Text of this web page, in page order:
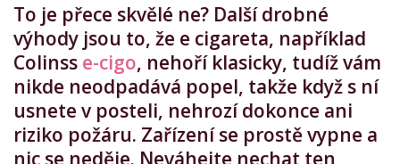
To je přece skvělé ne? Další drobné
výhody jsou to, že e cigareta, například
Colinss e-cigo, nehoří klasicky, tudíž vám
nikde neodpadává popel, takže když s ní
usnete v posteli, nehrozí dokonce ani
riziko požáru. Zařízení se prostě vypne a
nic se neděje. Neváhejte nechat ten